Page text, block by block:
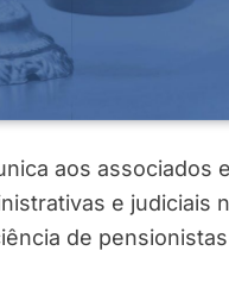
aos associados
e judiciais
de